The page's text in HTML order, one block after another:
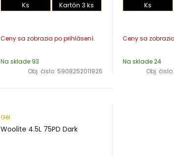
Ks Kartón 3 ks
Na sklade 93
Obj. čislo: 5908252011926
Ks
Na sklade 24
Obj. čislo:
Gél
Woolite 4.5L 75PD Dark